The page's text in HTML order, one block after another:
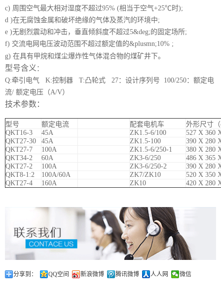
c) 周围空气最大相对湿度不超过95% (相当于空气+25℃时);
d )在无腐蚀金属和破坏绝缘的气体及蒸汽的环境中;
e )无剧烈震动和冲击，垂直倾斜度不超过5&deg;的固定场所;
f) 交流电网电压波动范围不超过额定值的&plusmn;10% ;
g) 在具有甲烷和煤尘爆炸性气体混合物的煤矿井下。
型号含义 ：
Q:牵引电气 K:控制器 T:凸轮式 27：设计序列号 100/250：额定电
流/ 额定电压（A/V）
技术参数：
型号 额定电流 配套电机车
外形尺寸
QKT16-3
45A ZK1.5-6/100
527 X 360
QKT27-30
45A ZK1.5-100
390 X 280
QKT27-7
100A ZK1.5-6/250-1
380 X 280
QKT34-2
60A ZK3-6/250
486 X 365
QKT27-2
100A ZK3-6/250-2
390 X 280
QKT8-1:2
100A/60A ZK7/ZK10
520 X 350
QKT27-4
160A ZK10 420 X 280
分享到： QQ空间 新浪微博 腾讯微博 人人网 微信